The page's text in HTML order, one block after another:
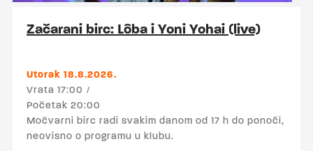
Začarani birc: Lôba i Yoni Yohai (live)
Utorak 18.8.2026.
Vrata 17:00
Početak 20:00
Močvarni birc radi svakim danom od 17 h do ponoći,
neovisno o programu u klubu.